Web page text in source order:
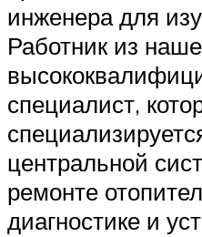
инженера для
Работник из
специалист,
центральной
ремонте
диагностике и